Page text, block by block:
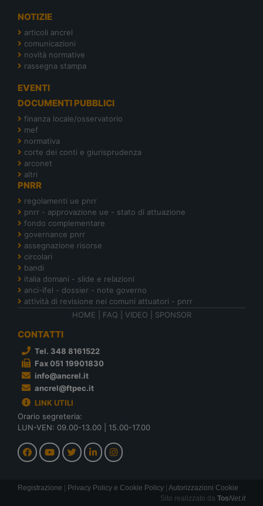
NOTIZIE
articoli ancrel
comunicazioni
novità normative
rassegna stampa
EVENTI
DOCUMENTI PUBBLICI
finanza locale/osservatorio
mef
normativa
corte dei conti e giurisprudenza
arconet
altri
PNRR
regolamenti ue pnrr
pnrr - approvazione ue - stato di attuazione
fondo complementare
governance pnrr
assegnazione risorse
circolari
bandi
italia domani - slide e relazioni
anci-ifel - dossier - note governo
attività di revisione nei comuni attuatori - pnrr
HOME
FAQ VIDEO SPONSOR
CONTATTI
Tel. 348 8161522
Fax 051 19901830
info@ancrel.it
ancrel@ftpec.it
LINK UTILI
Orario segreteria:
LUN-VEN: 09.00-13.00 | 15.00-17.00
Registrazione | Privacy Policy e Cookie Policy | Autorizzazioni Cookie
Sito realizzato da TosNet.it